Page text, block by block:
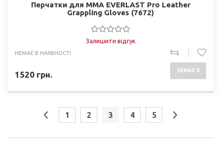
Перчатки для MMA EVERLAST Pro Leather
Grappling Gloves (7672)
Залишити відгук
НЕМАЄ В НАЯВНОСТІ
1520 грн. НЕМАЄ В
1 2 3 4 5